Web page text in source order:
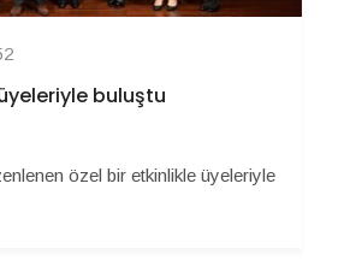
buluştu
özel bir etkinlikle üyeleriyle